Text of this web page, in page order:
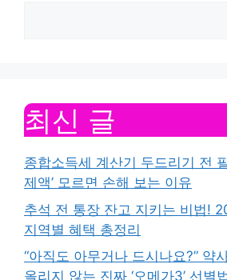
최신 글
종합소득세 계산기 두드리기 전
제액’ 모르면 손해 보는 이유
추석 전 통장 잔고 지키는 비법!
지역별 혜택 총정리
“아직도 아무거나 드시나요?” 약
올리지 않는 진짜 ‘오메가3’ 선별